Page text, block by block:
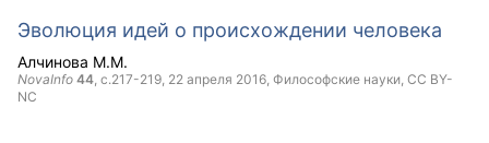
Эволюция идей о происхождении человека
Алчинова М.М.
NovaInfo 44, с.217-219, 22 апреля 2016, Философские науки, CC BY-
NC